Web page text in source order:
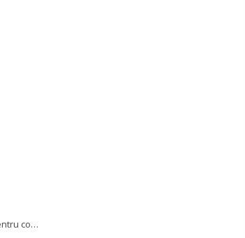
Pastă de dinți bio fără fluor pentru copii – fructe de pădure & caise